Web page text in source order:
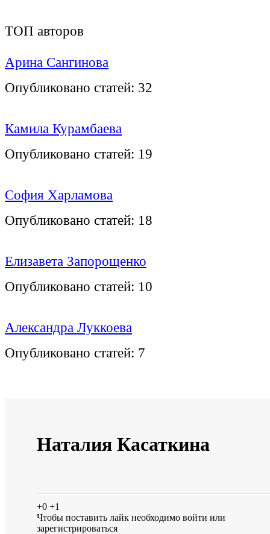
ТОП авторов
Арина Сангинова
Опубликовано статей: 32
Камила Курамбаева
Опубликовано статей: 19
София Харламова
Опубликовано статей: 18
Елизавета Запорощенко
Опубликовано статей: 10
Александра Луккоева
Опубликовано статей: 7
Наталия Касаткина
+0 +1
Чтобы поставить лайк необходимо войти или
зарегистрироваться